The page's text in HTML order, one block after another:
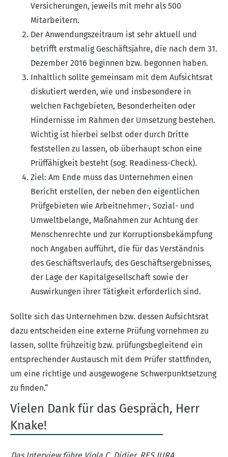
Versicherungen, jeweils mit mehr als 500
Mitarbeitern.
Der Anwendungszeitraum ist sehr aktuell und
betrifft erstmalig Geschäftsjahre, die nach dem 31.
Dezember 2016 beginnen bzw. begonnen haben.
Inhaltlich sollte gemeinsam mit dem Aufsichtsrat
diskutiert werden, wie und insbesondere in
welchen Fachgebieten, Besonderheiten oder
Hindernisse im Rahmen der Umsetzung bestehen.
Wichtig ist hierbei selbst oder durch Dritte
feststellen zu lassen, ob überhaupt schon eine
Prüffähigkeit besteht (sog. Readiness-Check).
Ziel: Am Ende muss das Unternehmen einen
Bericht erstellen, der neben den eigentlichen
Prüfgebieten wie Arbeitnehmer-, Sozial- und
Umweltbelange, Maßnahmen zur Achtung der
Menschenrechte und zur Korruptionsbekämpfung
noch Angaben aufführt, die für das Verständnis
des Geschäftsverlaufs, des Geschäftsergebnisses,
der Lage der Kapitalgesellschaft sowie der
Auswirkungen ihrer Tätigkeit erforderlich sind.
Sollte sich das Unternehmen bzw. dessen Aufsichtsrat
dazu entscheiden eine externe Prüfung vornehmen zu
lassen, sollte frühzeitig bzw. prüfungsbegleitend ein
entsprechender Austausch mit dem Prüfer stattfinden,
um eine richtige und ausgewogene Schwerpunktsetzung
zu finden.“
Vielen Dank für das Gespräch, Herr
Knake!
Das Interview führe Viola C. Didier, RES JURA